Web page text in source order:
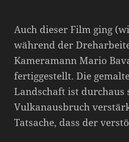
Auch dieser Film ging
während der
Kameramann Mario
fertiggestellt. Die
Landschaft ist
Vulkanausbruch
Tatsache, dass der